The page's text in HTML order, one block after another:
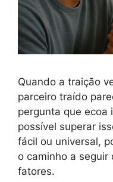
Quando a traição
parceiro traído
pergunta que ecoa
possível superar
fácil ou universal,
o caminho a
fatores.